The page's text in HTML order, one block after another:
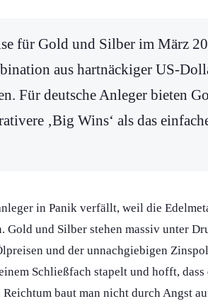
für Gold und Silber im März
aus hartnäckiger US-
Für deutsche Anleger bieten
‚Big Wins‘ als das
in Panik verfällt, weil die
und Silber stehen massiv unter
und der unnachgiebigen
Schließfach stapelt und hofft, dass
baut man nicht durch Angst